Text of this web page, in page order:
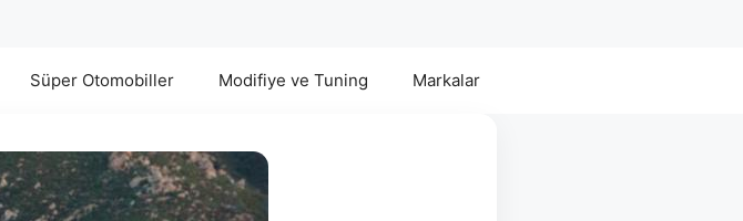
Süper Otomobiller Modifiye ve Tuning Markalar